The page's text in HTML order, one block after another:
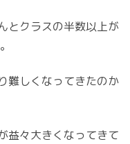
とクラスの半数以上が
難しくなってきたのか
益々大きくなってきて